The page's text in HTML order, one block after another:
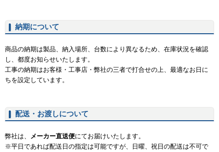
納期について
商品の納期は製品、納入場所、台数により異なるため、在庫状況を確認
し、都度お知らせいたします。
工事の納期はお客様・工事店・弊社の三者で打合せの上、最適なお日に
ちを設定しています。
配送・お渡しについて
弊社は、 メーカー直送便にてお届けいたします。
※平日であれば配送日の指定は可能ですが、日曜、祝日の配送は不可で